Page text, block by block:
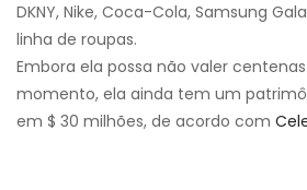
DKNY, Nike, Coca-Cola, Samsung
linha de roupas.
Embora ela possa não valer
momento, ela ainda tem um
em $ 30 milhões, de acordo com